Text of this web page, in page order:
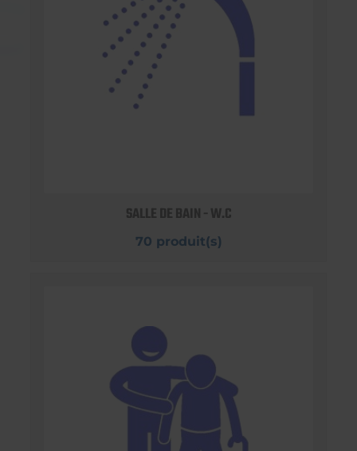
SALLE DE BAIN - W.C
70 produit(s)